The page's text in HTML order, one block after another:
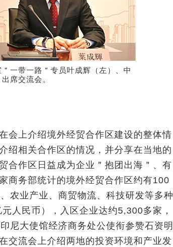
一带一路＂专员叶成辉（左）、中
席交流会。
会上介绍境外经贸合作区建设的整体情
绍相关合作区的情况，并分享在当地的
合作区日益成为企业＂抱团出海＂、有
商务部统计的境外经贸合作区约有100
农业产业、商贸物流、科技研发等多种
人民币），入区企业达约5,300多家，
尼大使馆经济商务处公使衔参赞石资明
交流会上介绍两地的投资环境和产业发